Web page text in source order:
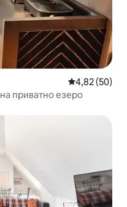
Просечна
4,82 (50)
приватно езеро